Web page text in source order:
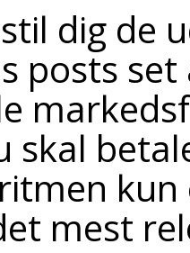
dig de
posts
skal
mest